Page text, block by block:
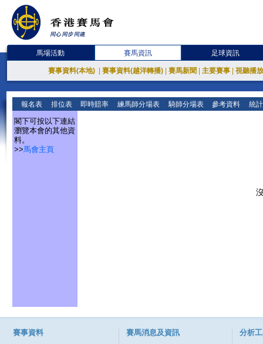
馬場活動 賽馬資訊 足球資訊
賽事資料(本地) 賽事資料(越洋轉播) 賽馬新聞 主要賽事 視聽播
報名表 排位表 即時賠率 練馬師分場表 騎師分場表 參考資料 統
閣下可按以下連結
瀏覽本會的其他資
料。
>>馬會主頁
賽事資料 賽馬消息及資訊 分析